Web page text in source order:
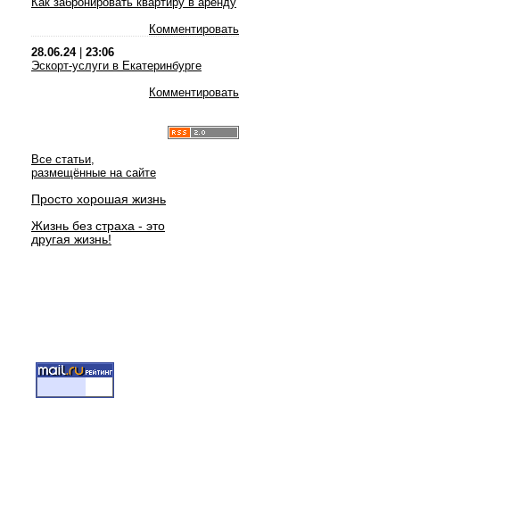
Комментировать
28.06.24| 23:06
Эскорт-услуги в Екатеринбурге
Комментировать
Все статьи,
размещённые на сайте
Просто хорошая жизнь
Жизнь без страха - это
другая жизнь!